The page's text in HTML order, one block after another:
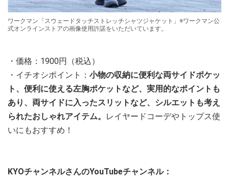
ワークマン「スウェードタッチストレッチシャツジャケット」※ワークマン公
式オンラインストアの画像使用許諾をいただいています。
・価格：1900円（税込）
・イチオシポイント： 小物の収納に便利な両サイドポケッ
ト、便利に使える左胸ポケットなど、実用的なポイントも
あり、両サイドに入ったスリットなど、シルエットも考え
られたおしゃれアイテム。
レイヤードコーデやトップス使
いにもおすすめ！
KYOチャンネルさんのYouTubeチャンネル：